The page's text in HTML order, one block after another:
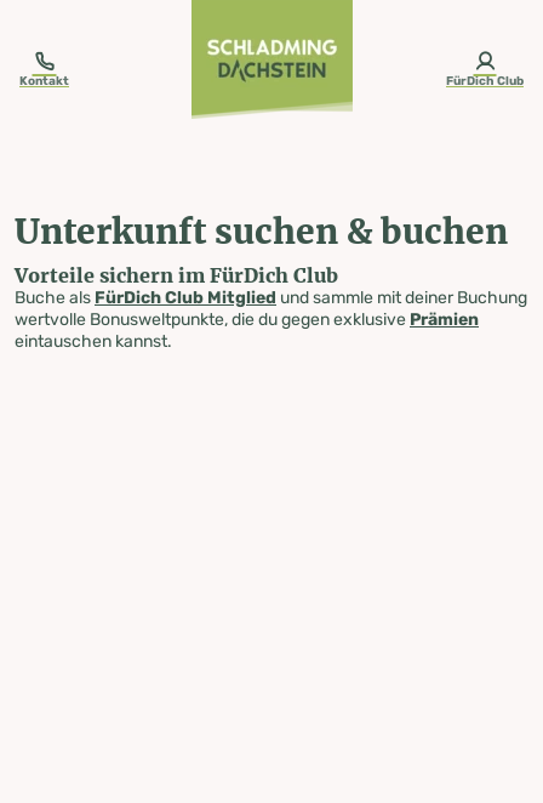
Kontakt FürDich Club
Unterkunft suchen & buchen
Vorteile sichern im FürDich Club
Buche als FürDich Club Mitglied und sammle mit deiner Buchung
wertvolle Bonusweltpunkte, die du gegen exklusive Prämien
eintauschen kannst.